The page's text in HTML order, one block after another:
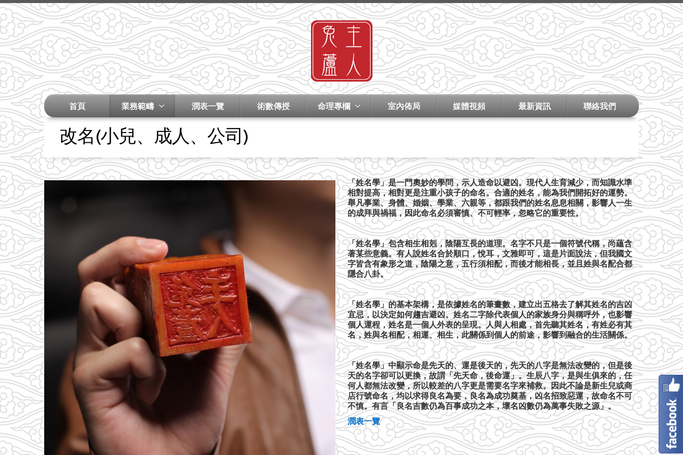
首頁 業務範疇 潤表一覽 術數傳授 命理專欄 室內佈局 媒體視頻 最新資訊 聯絡我們
改名(小兒、成人、公司)
「姓名學」是一門奧妙的學問，示人造命以避凶。現代人生育減少，而知識水準
相對提高，相對更是注重小孩子的命名。合適的姓名，能為我們開拓好的運勢。
舉凡事業、身體、婚姻、學業、六親等，都跟我們的姓名息息相關，影響人一生
的成拜與禍福，因此命名必須審慎、不可輕率，忽略它的重要性。
「姓名學」包含相生相剋，陰陽互長的道理。名字不只是一個符號代稱，尚蘊含
著某些意義。有人說姓名合於順口，悅耳，文雅即可，這是片面說法，但我國文
字皆含有象形之道，陰陽之意，五行須相配，而後才能相長，並且姓與名配合都
隱合八卦。
「姓名學」的基本架構，是依據姓名的筆畫數，建立出五格去了解其姓名的吉凶
宜忌，以決定如何趨吉避凶。姓名二字除代表個人的家族身分與稱呼外，也影響
個人運程，姓名是一個人外表的呈現。人與人相處，首先聽其姓名，有姓必有其
名，姓與名相配，相運、相生，此關係到個人的前途，影響到融合的生活關係。
「姓名學」中顯示命是先天的、運是後天的，先天的八字是無法改變的，但是後
天的名字卻可以更換，故謂「先天命，後命運」。生辰八字，是與生俱來的，任
何人都無法改變，所以較差的八字更是需要名字來補救。因此不論是新生兒或商
店行號命名，均以求得良名為要，良名為成功奠基，凶名招致惡運，故命名不可
不慎。有言「良名吉數仍為百事成功之本，壞名凶數仍為萬事失敗之源」。
潤表一覽